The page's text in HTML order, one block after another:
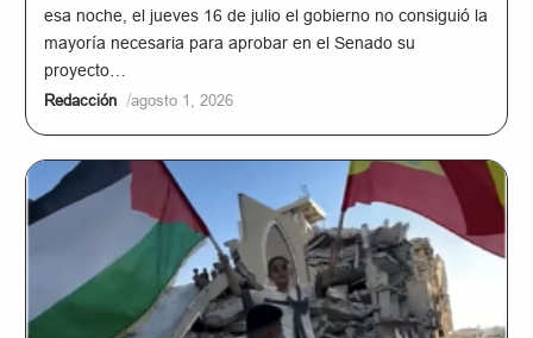
esa noche, el jueves 16 de julio el gobierno no consiguió la
mayoría necesaria para aprobar en el Senado su
proyecto…
Redacción /agosto 1, 2026